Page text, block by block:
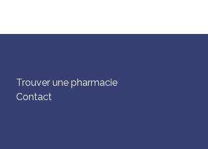
Trouver une pharmacie
Contact